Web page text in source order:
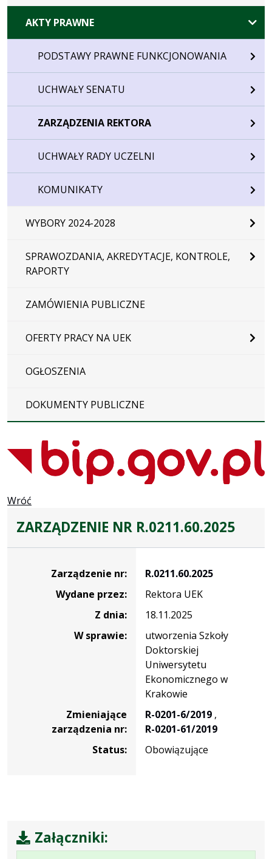
AKTY PRAWNE
PODSTAWY PRAWNE FUNKCJONOWANIA
UCHWAŁY SENATU
ZARZĄDZENIA REKTORA
UCHWAŁY RADY UCZELNI
KOMUNIKATY
WYBORY 2024-2028
SPRAWOZDANIA, AKREDYTACJE, KONTROLE,
RAPORTY
ZAMÓWIENIA PUBLICZNE
OFERTY PRACY NA UEK
OGŁOSZENIA
DOKUMENTY PUBLICZNE
Wróć
ZARZĄDZENIE NR R.0211.60.2025
Zarządzenie nr:
R.0211.60.2025
Wydane przez:
Rektora UEK
Z dnia:
18.11.2025
W sprawie:
utworzenia Szkoły
Doktorskiej
Uniwersytetu
Ekonomicznego w
Krakowie
Zmieniające
zarządzenia nr:
R-0201-6/2019 ,
R-0201-61/2019
Status:
Obowiązujące
Załączniki: